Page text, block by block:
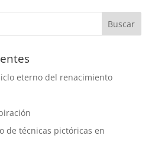
eterno del renacimiento
de técnicas pictóricas en